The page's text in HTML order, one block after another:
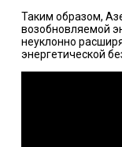
Таким образом,
возобновляемой
неуклонно
энергетической